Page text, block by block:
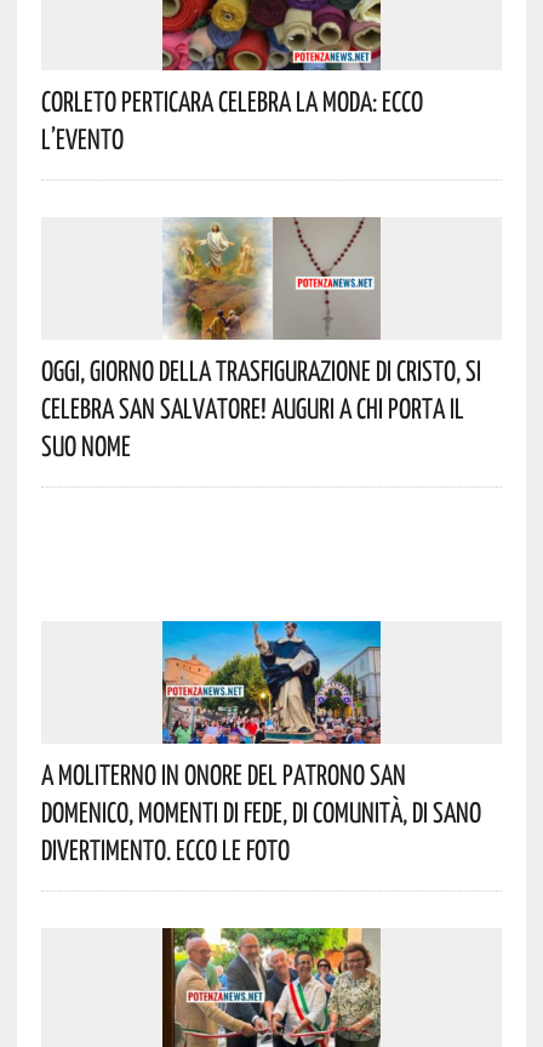
Corleto Perticara Celebra La Moda: Ecco
L’evento
Oggi, Giorno Della Trasfigurazione Di Cristo, Si
Celebra San Salvatore! Auguri A Chi Porta Il
Suo Nome
A Moliterno In Onore Del Patrono San
Domenico, Momenti Di Fede, Di Comunità, Di Sano
Divertimento. Ecco Le Foto